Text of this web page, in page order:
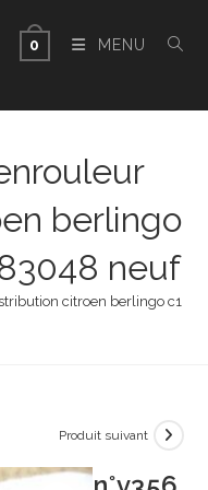
0 MENU
berlingo
neuf
citroen berlingo c1
Produit suivant